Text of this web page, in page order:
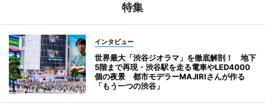
特集
インタビュー
世界最大「渋谷ジオラマ」を徹底解剖！ 地下
5階まで再現・渋谷駅を走る電車やLED4000
個の夜景 都市モデラーMAJIRIさんが作る
「もう一つの渋谷」